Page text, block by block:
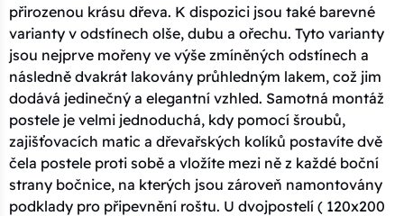
přirozenou krásu dřeva. K dispozici jsou také barevné
varianty v odstínech olše, dubu a ořechu. Tyto varianty
jsou nejprve mořeny ve výše zmíněných odstínech a
následně dvakrát lakovány průhledným lakem, což jim
dodává jedinečný a elegantní vzhled. Samotná montáž
postele je velmi jednoduchá, kdy pomocí šroubů,
zajišťovacích matic a dřevařských kolíků postavíte dvě
čela postele proti sobě a vložíte mezi ně z každé boční
strany bočnice, na kterých jsou zároveň namontovány
podklady pro připevnění roštu. U dvojpostelí ( 120x200